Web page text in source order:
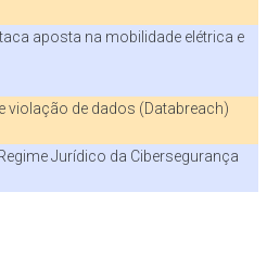
aposta na mobilidade elétrica e
violação de dados (Databreach)
Jurídico da Cibersegurança